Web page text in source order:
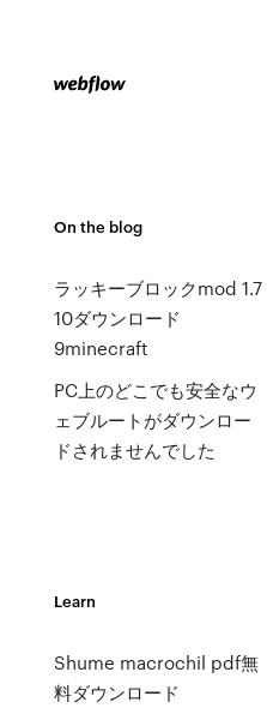
On the blog
ラッキーブロックmod 1.7
10ダウンロード
9minecraft
PC上のどこでも安全なウ
ェブルートがダウンロー
ドされませんでした
Learn
Shume macrochil pdf無
料ダウンロード